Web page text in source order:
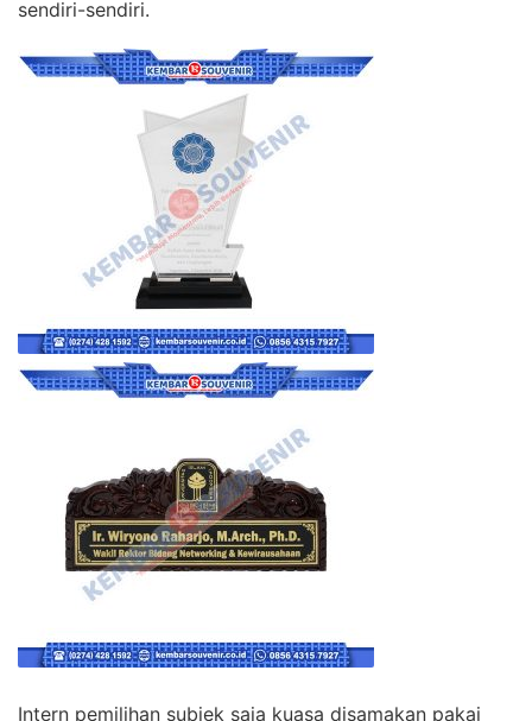
sendiri-sendiri.
Intern pemilihan subjek saja kuasa disamakan pakai